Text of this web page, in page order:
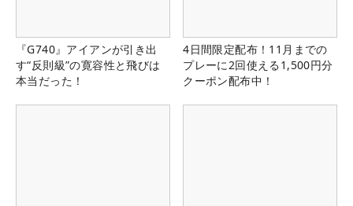
『G740』アイアンが引き出
す“反則級”の寛容性と飛びは
本当だった！
4日間限定配布！11月までの
プレーに2回使える1,500円分
クーポン配布中！